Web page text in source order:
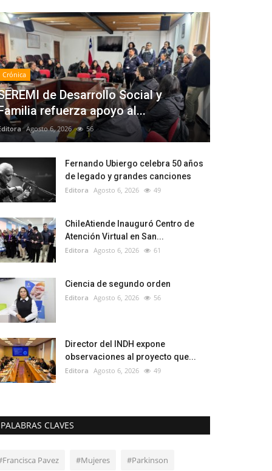
Crónica
de Desarrollo Social y
refuerza apoyo al...
Agosto 6, 2026 56
Fernando Ubiergo celebra 50 años
de legado y grandes canciones
Editora Agosto 6, 2026 49
ChileAtiende Inauguró Centro de
Atención Virtual en San...
Editora Agosto 6, 2026 61
Ciencia de segundo orden
Editora Agosto 6, 2026 56
Director del INDH expone
observaciones al proyecto que...
Editora Agosto 6, 2026 49
PALABRAS CLAVES
Pavez #Mujeres #Parkinson